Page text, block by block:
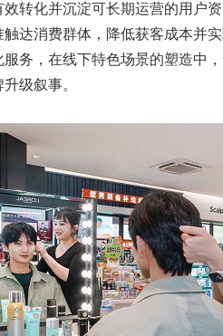
效转化并沉淀可长期运营的用户
达消费群体，降低获客成本并
务，在线下特色场景的塑造中
级叙事。